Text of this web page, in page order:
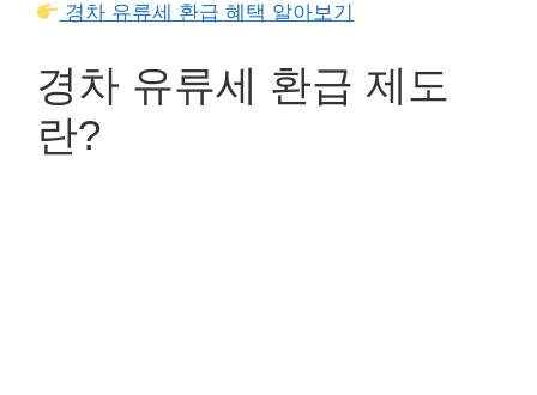
경차 유류세 환급 혜택 알아보기
경차 유류세 환급 제도
란?